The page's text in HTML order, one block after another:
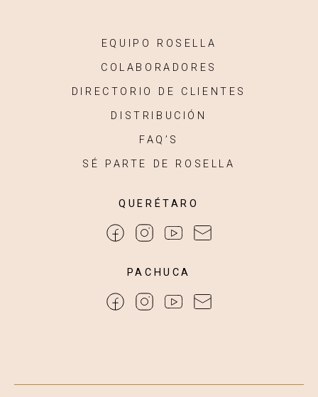
EQUIPO ROSELLA
COLABORADORES
DIRECTORIO DE CLIENTES
DISTRIBUCIÓN
FAQ’S
SÉ PARTE DE ROSELLA
QUERÉTARO
PACHUCA